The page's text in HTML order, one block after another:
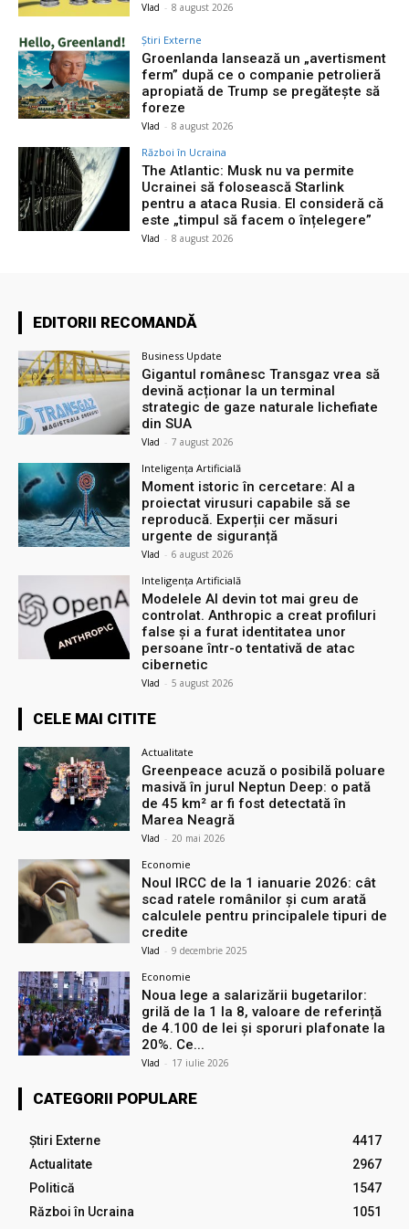
Vlad - 8 august 2026
Știri Externe
Groenlanda lansează un „avertisment
ferm” după ce o companie petrolieră
apropiată de Trump se pregătește să
foreze
Vlad - 8 august 2026
Război în Ucraina
The Atlantic: Musk nu va permite
Ucrainei să folosească Starlink
pentru a ataca Rusia. El consideră că
este „timpul să facem o înțelegere”
Vlad - 8 august 2026
EDITORII RECOMANDĂ
Business Update
Gigantul românesc Transgaz vrea să
devină acționar la un terminal
strategic de gaze naturale lichefiate
din SUA
Vlad - 7 august 2026
Inteligența Artificială
Moment istoric în cercetare: AI a
proiectat virusuri capabile să se
reproducă. Experții cer măsuri
urgente de siguranță
Vlad - 6 august 2026
Inteligența Artificială
Modelele AI devin tot mai greu de
controlat. Anthropic a creat profiluri
false și a furat identitatea unor
persoane într-o tentativă de atac
cibernetic
Vlad - 5 august 2026
CELE MAI CITITE
Actualitate
Greenpeace acuză o posibilă poluare
masivă în jurul Neptun Deep: o pată
de 45 km² ar fi fost detectată în
Marea Neagră
Vlad - 20 mai 2026
Economie
Noul IRCC de la 1 ianuarie 2026: cât
scad ratele românilor și cum arată
calculele pentru principalele tipuri de
credite
Vlad - 9 decembrie 2025
Economie
Noua lege a salarizării bugetarilor:
grilă de la 1 la 8, valoare de referință
de 4.100 de lei și sporuri plafonate la
20%. Ce...
Vlad - 17 iulie 2026
CATEGORII POPULARE
Știri Externe
4417
Actualitate
2967
Politică
1547
Război în Ucraina
1051